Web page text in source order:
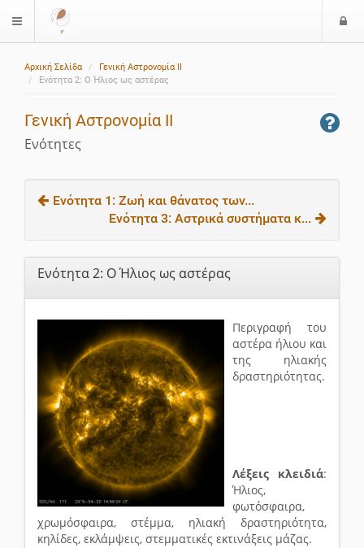
$langMenu
Αρχική Σελίδα
Γενική Αστρονομία ΙΙ
Ενότητα 2: Ο Ήλιος ως αστέρας
Γενική Αστρονομία ΙΙ
Ενότητες
Ενότητα 1: Ζωή και θάνατος των...
Ενότητα 3: Αστρικά συστήματα κ...
Ενότητα 2: Ο Ήλιος ως αστέρας
Περιγραφή του
αστέρα ήλιου και
της ηλιακής
δραστηριότητας.
Λέξεις κλειδιά:
Ήλιος,
φωτόσφαιρα,
χρωμόσφαιρα, στέμμα, ηλιακή δραστηριότητα,
κηλίδες, εκλάμψεις, στεμματικές εκτινάξεις μάζας.